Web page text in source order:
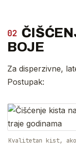
02
BOJE
Za disperzivne,
Postupak:
Kvalitetan kist,